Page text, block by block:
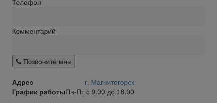
Телефон
Комментарий
Позвоните мне
Адрес
г. Магнитогорск
График работыПн-Пт с 9.00 до 18.00